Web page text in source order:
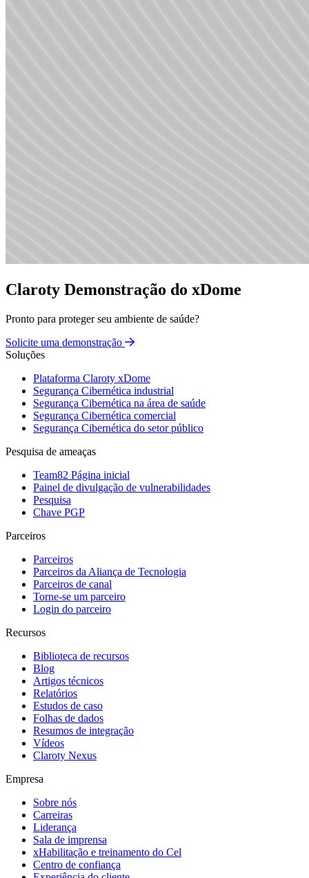
Claroty Demonstração do xDome
Pronto para proteger seu ambiente de saúde?
Solicite uma demonstração
Soluções
Plataforma Claroty xDome
Segurança Cibernética industrial
Segurança Cibernética na área de saúde
Segurança Cibernética comercial
Segurança Cibernética do setor público
Pesquisa de ameaças
Team82 Página inicial
Painel de divulgação de vulnerabilidades
Pesquisa
Chave PGP
Parceiros
Parceiros
Parceiros da Aliança de Tecnologia
Parceiros de canal
Torne-se um parceiro
Login do parceiro
Recursos
Biblioteca de recursos
Blog
Artigos técnicos
Relatórios
Estudos de caso
Folhas de dados
Resumos de integração
Vídeos
Claroty Nexus
Empresa
Sobre nós
Carreiras
Liderança
Sala de imprensa
xHabilitação e treinamento do Cel
Centro de confiança